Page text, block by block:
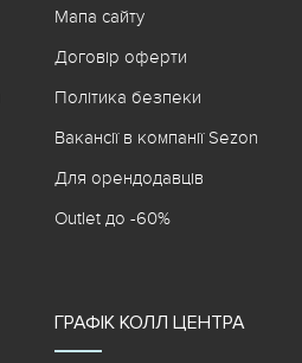
Мапа сайту
Договір оферти
Політика безпеки
Вакансії в компанії Sezon
Для орендодавців
Outlet до -60%
ГРАФІК КОЛЛ ЦЕНТРА